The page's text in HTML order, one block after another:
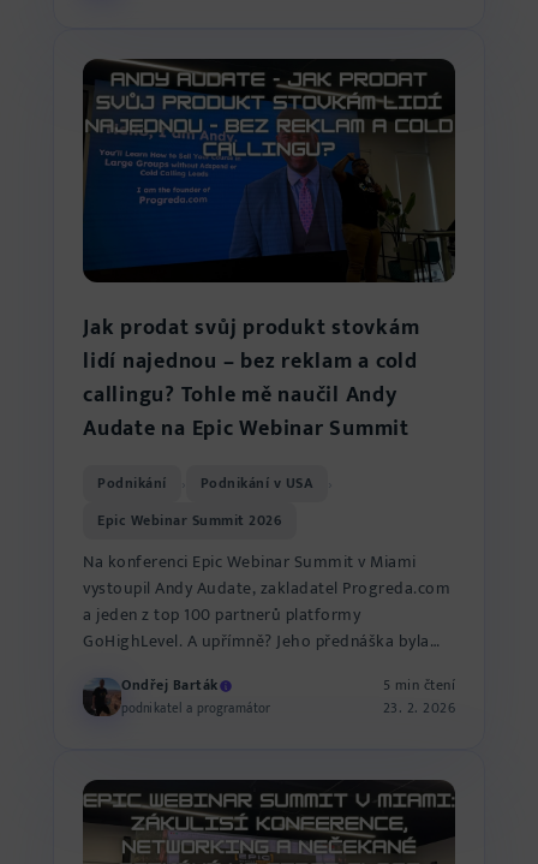
Jak prodat svůj produkt stovkám
lidí najednou – bez reklam a cold
callingu? Tohle mě naučil Andy
Audate na Epic Webinar Summit
Podnikání Podnikání v USA
Epic Webinar Summit 2026
Na konferenci Epic Webinar Summit v Miami
vystoupil Andy Audate, zakladatel Progreda.com
a jeden z top 100 partnerů platformy
GoHighLevel. A upřímně? Jeho přednáška byla
Ondřej Barták
podnikatel a programátor
5 min čtení
23. 2. 2026